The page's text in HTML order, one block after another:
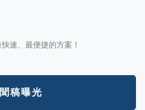
速、最便捷的方案！
稿曝光